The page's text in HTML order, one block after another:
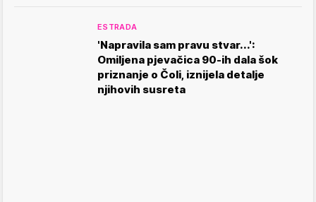
ESTRADA
'Napravila sam pravu stvar...':
Omiljena pjevačica 90-ih dala šok
priznanje o Čoli, iznijela detalje
njihovih susreta